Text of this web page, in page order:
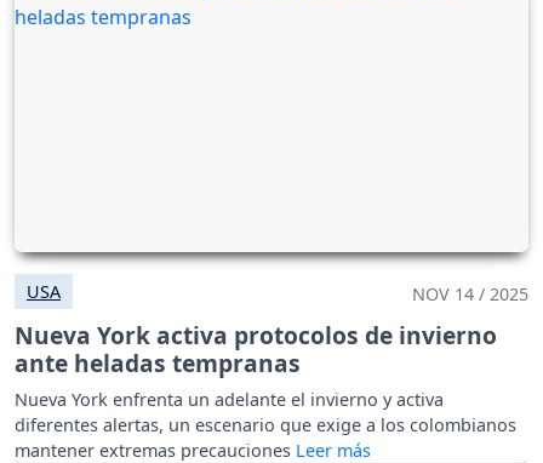
USA NOV 14 / 2025
Nueva York activa protocolos de invierno
ante heladas tempranas
Nueva York enfrenta un adelante el invierno y activa
diferentes alertas, un escenario que exige a los colombianos
mantener extremas precauciones